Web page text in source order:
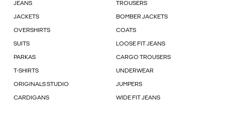
JEANS TROUSERS
JACKETS BOMBER JACKETS
OVERSHIRTS COATS
SUITS LOOSE FIT JEANS
PARKAS CARGO TROUSERS
T-SHIRTS UNDERWEAR
ORIGINALS STUDIO JUMPERS
CARDIGANS WIDE FIT JEANS